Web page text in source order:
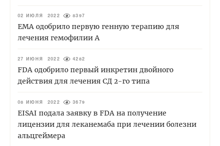
02 ИЮЛЯ 2022 8397
EMA одобрило первую генную терапию для
лечения гемофилии А
27 ИЮНЯ 2022 4282
FDA одобрило первый инкретин двойного
действия для лечения СД 2-го типа
08 ИЮНЯ 2022 3679
EISAI подала заявку в FDA на получение
лицензии для леканемаба при лечении болезни
альцгеймера